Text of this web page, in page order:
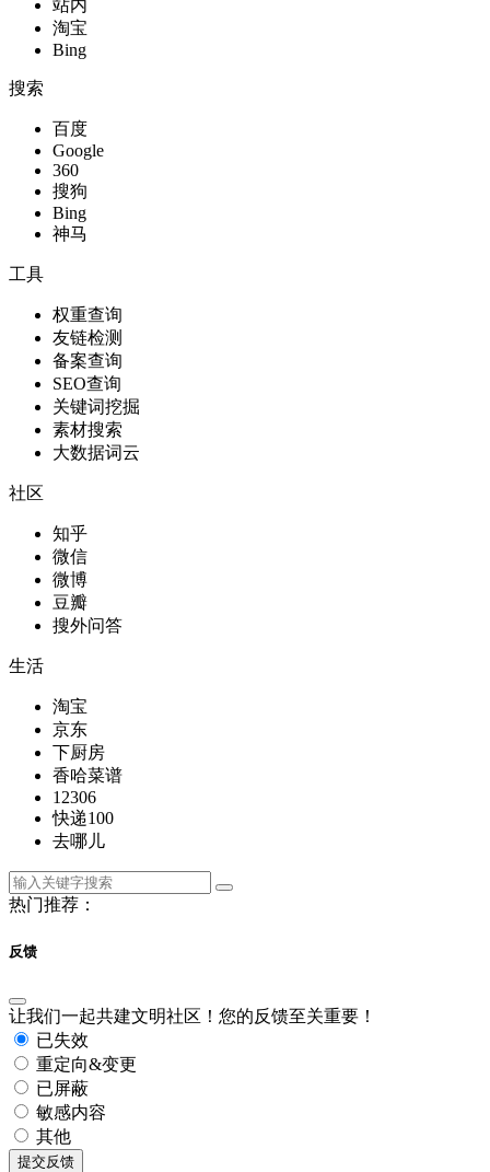
站内
淘宝
Bing
搜索
百度
Google
360
搜狗
Bing
神马
工具
权重查询
友链检测
备案查询
SEO查询
关键词挖掘
素材搜索
大数据词云
社区
知乎
微信
微博
豆瓣
搜外问答
生活
淘宝
京东
下厨房
香哈菜谱
12306
快递100
去哪儿
热门推荐：
反馈
让我们一起共建文明社区！您的反馈至关重要！
已失效
重定向&变更
已屏蔽
敏感内容
其他
提交反馈